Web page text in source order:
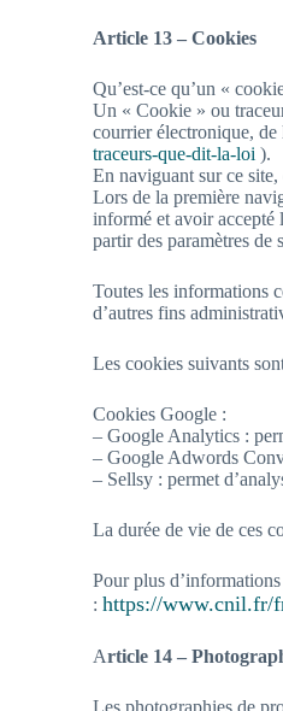
Article 13 – Cookies
Qu’est-ce qu’un «
Un « Cookie » ou
courrier électronique,
traceurs-que-dit-la-loi).
En naviguant sur ce
Lors de la première
informé et avoir accepté
partir des paramètres de
Toutes les informations
d’autres fins
Les cookies suivants
Cookies Google :
– Google Analytics :
– Google Adwords
– Sellsy : permet
La durée de vie de ces
Pour plus
:https://www.cnil.fr/
Article 14 –
Les photographies de